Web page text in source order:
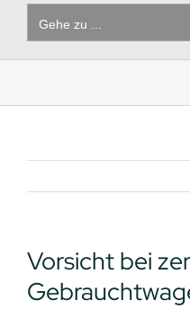
Gehe zu ...
Vorsicht bei